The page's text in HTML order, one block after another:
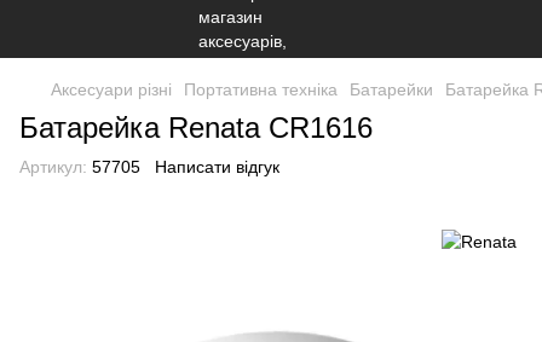
Аксесуари різні Портативна техніка Батарейки Батарейка
Батарейка Renata CR1616
Артикул: 57705 Написати відгук